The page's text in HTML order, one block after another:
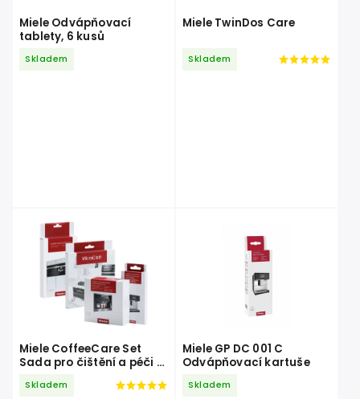
Miele Odvápňovací
tablety, 6 kusů
Skladem
Miele TwinDos Care
Skladem
Miele CoffeeCare Set
Sada pro čištění a péči o
Skladem
Miele GP DC 001 C
Odvápňovací kartuše
Skladem